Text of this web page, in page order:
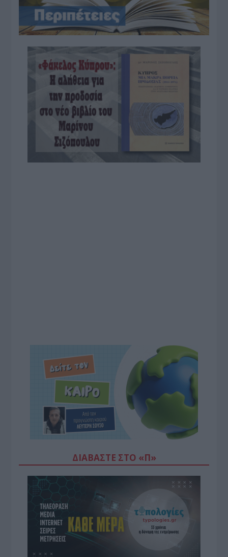
ΔΙΑΒΆΣΤΕ ΣΤΟ «Π»